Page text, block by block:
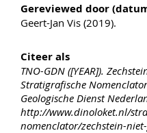
Gereviewed door
Geert-Jan Vis (2019).
Citeer als
TNO-GDN ([YEAR]).
Stratigrafische
Geologische Dienst
http://www.dinoloket.nl/
nomenclator/zechstein-